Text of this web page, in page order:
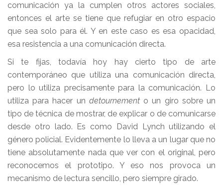
comunicación ya la cumplen otros actores sociales,
entonces el arte se tiene que refugiar en otro espacio
que sea solo para él. Y en este caso es esa opacidad,
esa resistencia a una comunicación directa.
Si te fijas, todavía hoy hay cierto tipo de arte
contemporáneo que utiliza una comunicación directa,
pero lo utiliza precisamente para la comunicación. Lo
utiliza para hacer un detournemento un giro sobre un
tipo de técnica de mostrar, de explicar o de comunicarse
desde otro lado. Es como David Lynch utilizando el
género policial. Evidentemente lo lleva a un lugar que no
tiene absolutamente nada que ver con el original, pero
reconocemos el prototipo. Y eso nos provoca un
mecanismo de lectura sencillo, pero siempre girado.